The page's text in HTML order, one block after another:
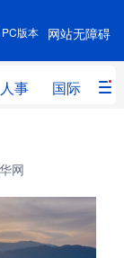
网站无障碍
PC版本
人事 国际 财
教育
体育
网